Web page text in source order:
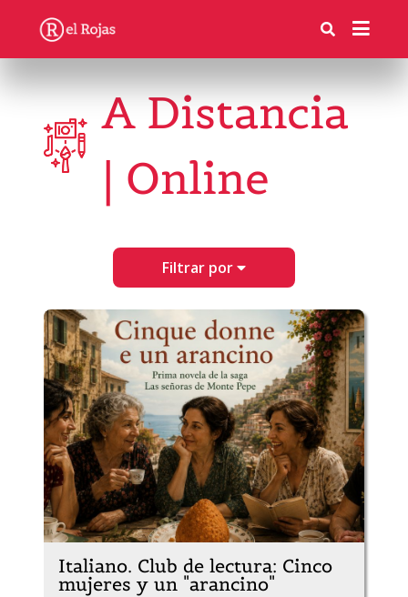
A Distancia
| Online
Filtrar por
Italiano. Club de lectura: Cinco
mujeres y un "arancino"